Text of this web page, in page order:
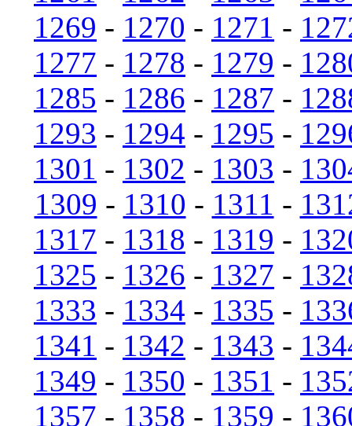
1269 - 1270 - 1271 -
1277 - 1278 - 1279 -
1285 - 1286 - 1287 -
1293 - 1294 - 1295 -
1301 - 1302 - 1303 -
1309 - 1310 - 1311 -
1317 - 1318 - 1319 -
1325 - 1326 - 1327 -
1333 - 1334 - 1335 -
1341 - 1342 - 1343 -
1349 - 1350 - 1351 -
1357 - 1358 - 1359 -